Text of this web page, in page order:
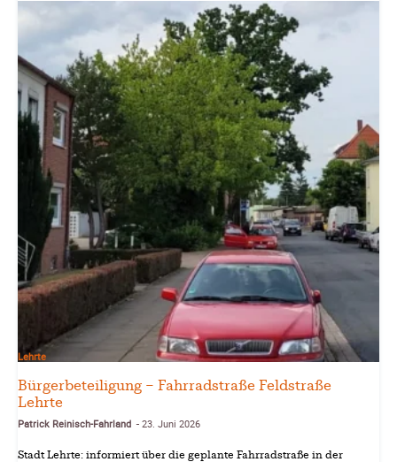
Lehrte
Bürgerbeteiligung – Fahrradstraße Feldstraße
Lehrte
Patrick Reinisch-Fahrland - 23. Juni 2026
Stadt Lehrte: informiert über die geplante Fahrradstraße in der